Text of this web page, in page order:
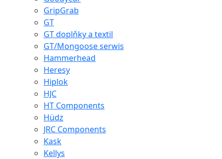
GripGrab
GT
GT doplňky a textil
GT/Mongoose serwis
Hammerhead
Heresy
Hiplok
HJC
HT Components
Hüdz
JRC Components
Kask
Kellys